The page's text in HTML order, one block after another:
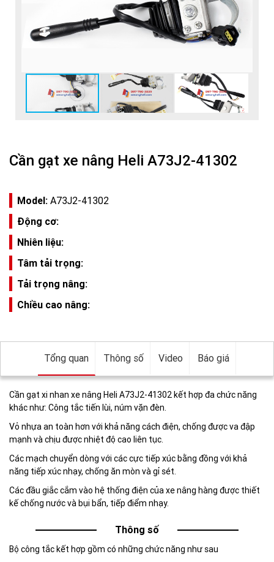
Cần gạt xe nâng Heli A73J2-41302
Model: A73J2-41302
Động cơ:
Nhiên liệu:
Tâm tải trọng:
Tải trọng nâng:
Chiều cao nâng:
Tổng quan Thông số Video Báo giá
Cần gạt xi nhan xe nâng Heli A73J2-41302 kết hợp đa chức năng
khác như: Công tắc tiến lùi, núm vặn đèn.
Vỏ nhựa an toàn hơn với khả năng cách điện, chống được va đập
mạnh và chịu được nhiệt độ cao liên tục.
Các mạch chuyển dòng với các cực tiếp xúc bằng đồng với khả
năng tiếp xúc nhạy, chống ăn mòn và gỉ sét.
Các đầu giắc cắm vào hệ thống điện của xe nâng hàng được thiết
kế chống nước và bụi bẩn, tiếp điểm nhạy.
Thông số
Bộ công tắc kết hợp gồm có những chức năng như sau